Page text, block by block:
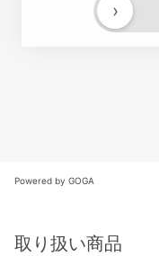
›
Powered by GOGA
取り扱い商品